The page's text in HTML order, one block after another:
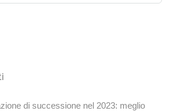
di successione nel 2023: meglio